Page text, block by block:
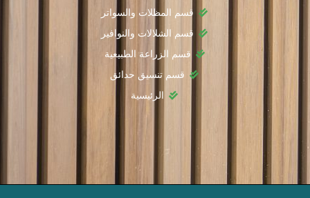
قسم المظلات والسواتر
قسم الشلالات والنوافير
قسم الزراعة الطبيعية
قسم تنسيق حدائق
الرئيسية